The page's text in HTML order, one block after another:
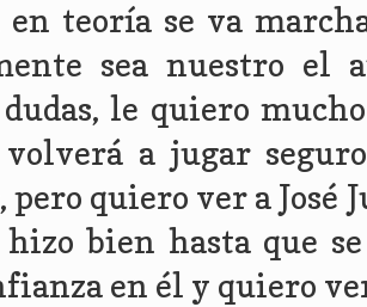
en teoría se va
sea nuestro el
le quiero
a jugar
quiero ver a José
bien hasta que
en él y quiero